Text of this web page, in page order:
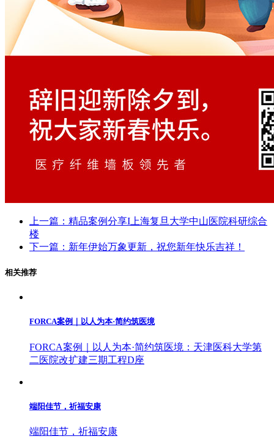
上一篇：精品案例分享I上海复旦大学中山医院科研综合
楼
下一篇：新年伊始万象更新，祝您新年快乐吉祥！
相关推荐
FORCA案例｜以人为本·简约筑医境
FORCA案例｜以人为本·简约筑医境：天津医科大学第
二医院改扩建三期工程D座
端阳佳节，祈福安康
端阳佳节，祈福安康